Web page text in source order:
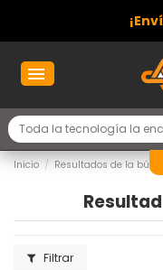
Inicio Resultados de la
Filtrar